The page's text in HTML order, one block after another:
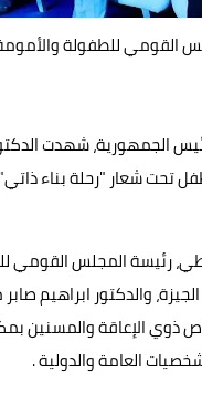
القومي للطفولة
الجمهورية، شهدت
تحت شعار "رحلة بناء
رئيسة المجلس القومي
والدكتور ابراهيم
الإعاقة والمسنين
العامة والدولية .